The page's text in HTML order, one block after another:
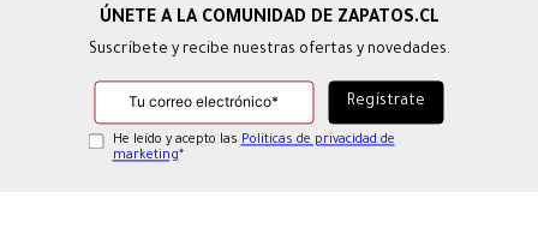
Suscríbete y recibe nuestras ofertas y novedades.
He leído y acepto las Políticas de privacidad de
marketing*